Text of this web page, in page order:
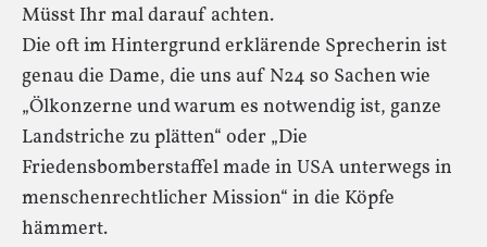
Müsst Ihr mal darauf achten.
Die oft im Hintergrund erklärende Sprecherin ist
genau die Dame, die uns auf N24 so Sachen wie
„Ölkonzerne und warum es notwendig ist, ganze
Landstriche zu plätten“ oder „Die
Friedensbomberstaffel made in USA unterwegs in
menschenrechtlicher Mission“ in die Köpfe
hämmert.